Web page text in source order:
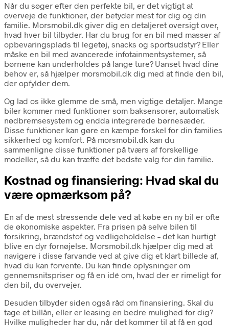
Når du søger efter den perfekte bil, er det vigtigt at
overveje de funktioner, der betyder mest for dig og din
familie. Morsmobil.dk giver dig en detaljeret oversigt over,
hvad hver bil tilbyder. Har du brug for en bil med masser af
opbevaringsplads til legetøj, snacks og sportsudstyr? Eller
måske en bil med avancerede infotainmentsystemer, så
børnene kan underholdes på lange ture? Uanset hvad dine
behov er, så hjælper morsmobil.dk dig med at finde den bil,
der opfylder dem.
Og lad os ikke glemme de små, men vigtige detaljer. Mange
biler kommer med funktioner som baksensorer, automatisk
nødbremsesystem og endda integrerede børnesæder.
Disse funktioner kan gøre en kæmpe forskel for din families
sikkerhed og komfort. På morsmobil.dk kan du
sammenligne disse funktioner på tværs af forskellige
modeller, så du kan træffe det bedste valg for din familie.
Kostnad og finansiering: Hvad skal du
være opmærksom på?
En af de mest stressende dele ved at købe en ny bil er ofte
de økonomiske aspekter. Fra prisen på selve bilen til
forsikring, brændstof og vedligeholdelse – det kan hurtigt
blive en dyr fornøjelse. Morsmobil.dk hjælper dig med at
navigere i disse farvande ved at give dig et klart billede af,
hvad du kan forvente. Du kan finde oplysninger om
gennemsnitspriser og få en idé om, hvad der er rimeligt for
den bil, du overvejer.
Desuden tilbyder siden også råd om finansiering. Skal du
tage et billån, eller er leasing en bedre mulighed for dig?
Hvilke muligheder har du, når det kommer til at få en god